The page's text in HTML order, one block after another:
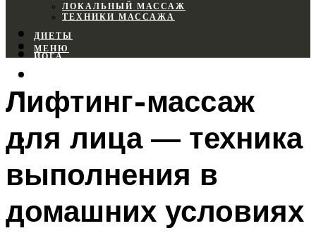
ЛОКАЛЬНЫЙ МАССАЖ
ТЕХНИКИ МАССАЖА
ДИЕТЫ
ЙОГА
ФИТНЕС
МЕНЮ
МЕНЮ
Лифтинг-массаж
для лица — техника
выполнения в
домашних условиях